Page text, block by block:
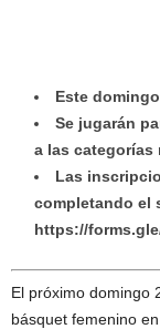
Este
Se jugarán
a las categorías
Las
completando el
https://
El próximo domingo
básquet femenino